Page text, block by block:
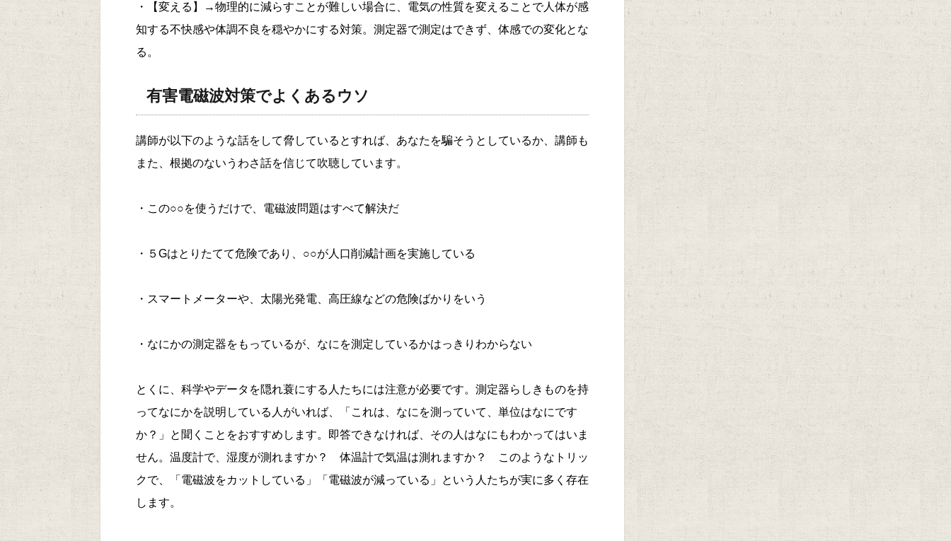
・【変える】→物理的に減らすことが難しい場合に、電気の性質を変えることで人体が感
知する不快感や体調不良を穏やかにする対策。測定器で測定はできず、体感での変化とな
る。
有害電磁波対策でよくあるウソ
講師が以下のような話をして脅しているとすれば、あなたを騙そうとしているか、講師も
また、根拠のないうわさ話を信じて吹聴しています。
・この○○を使うだけで、電磁波問題はすべて解決だ
・５Gはとりたてて危険であり、○○が人口削減計画を実施している
・スマートメーターや、太陽光発電、高圧線などの危険ばかりをいう
・なにかの測定器をもっているが、なにを測定しているかはっきりわからない
とくに、科学やデータを隠れ蓑にする人たちには注意が必要です。測定器らしきものを持
ってなにかを説明している人がいれば、「これは、なにを測っていて、単位はなにです
か？」と聞くことをおすすめします。即答できなければ、その人はなにもわかってはいま
せん。温度計で、湿度が測れますか？ 体温計で気温は測れますか？ このようなトリッ
クで、「電磁波をカットしている」「電磁波が減っている」という人たちが実に多く存在
します。